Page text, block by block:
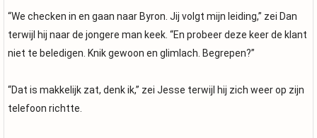
“We checken in en gaan naar Byron. Jij volgt mijn leiding,” zei Dan
terwijl hij naar de jongere man keek. “En probeer deze keer de klant
niet te beledigen. Knik gewoon en glimlach. Begrepen?”
“Dat is makkelijk zat, denk ik,” zei Jesse terwijl hij zich weer op zijn
telefoon richtte.